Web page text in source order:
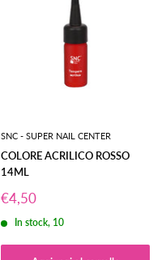
SNC - SUPER NAIL CENTER
COLORE ACRILICO ROSSO
14ML
Prezzo
scontato
€4,50
In stock, 10